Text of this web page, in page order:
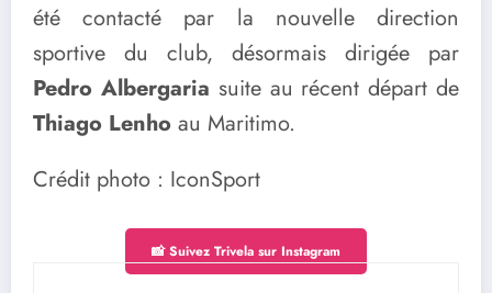
été contacté par la nouvelle direction
sportive du club, désormais dirigée par
Pedro Albergaria suite au récent départ de
Thiago Lenho au Maritimo.
Crédit photo : IconSport
📸 Suivez Trivela sur Instagram